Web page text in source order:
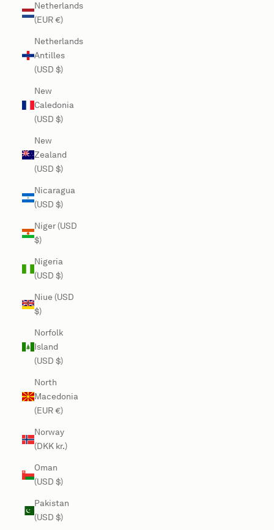
Netherlands
(EUR €)
Netherlands
Antilles
(USD $)
New
Caledonia
(USD $)
New
Zealand
(USD $)
Nicaragua
(USD $)
Niger (USD
$)
Nigeria
(USD $)
Niue (USD
$)
Norfolk
Island
(USD $)
North
Macedonia
(EUR €)
Norway
(DKK kr.)
Oman
(USD $)
Pakistan
(USD $)